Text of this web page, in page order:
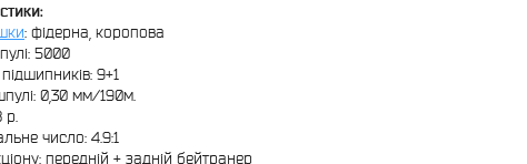
: фідерна, коропова
5000
9+1
0,30 мм/190м.
число: 4.9:1
передній + задній бейтранер